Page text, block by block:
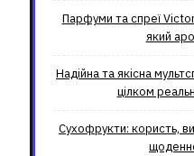
Парфуми та спреї
який
Надійна та якісна
цілком
Сухофрукти: користь,